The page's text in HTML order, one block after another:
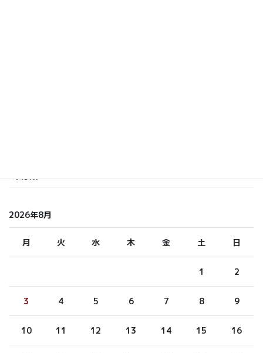
2026年8月
月 火 水 木 金 土 日
1 2
3 4 5 6 7 8 9
10 11 12 13 14 15 16